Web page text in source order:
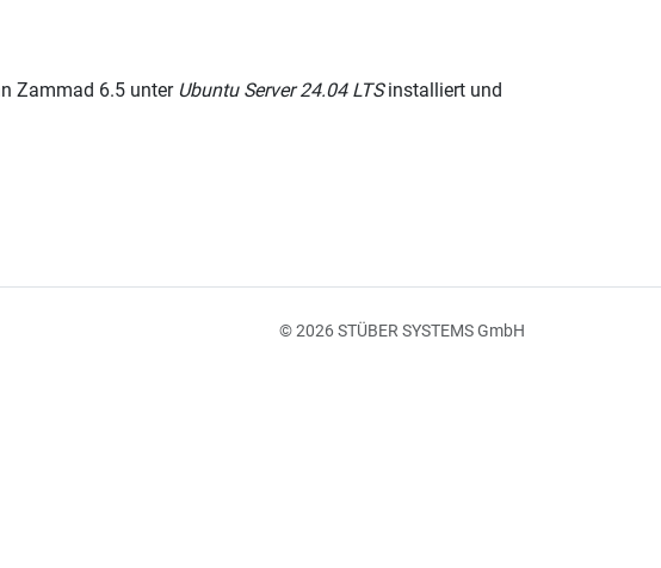
Zammad 6.5 unter Ubuntu Server 24.04 LTSinstalliert und
© 2026 STÜBER SYSTEMS GmbH